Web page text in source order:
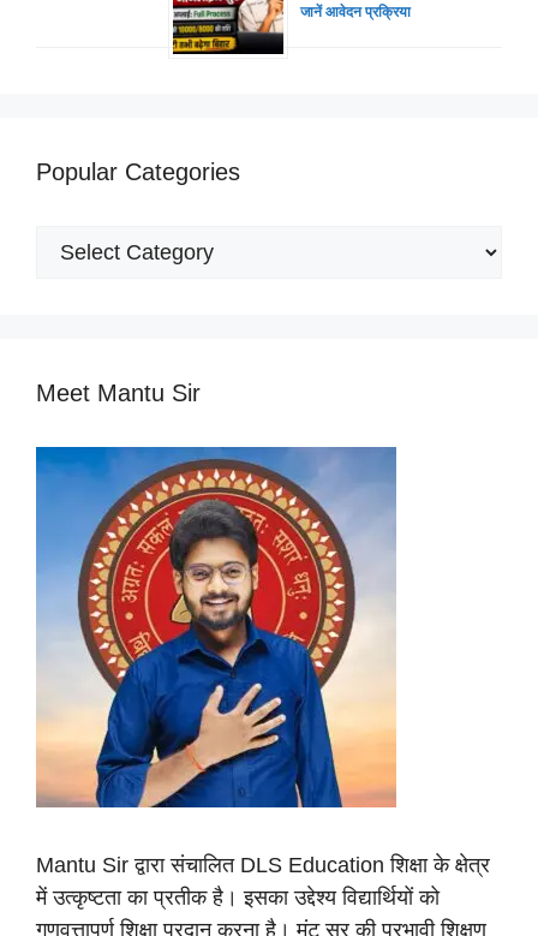
जानें आवेदन प्रक्रिया
Popular Categories
Popular
Meet Mantu Sir
Mantu Sir द्वारा संचालित DLS Education शिक्षा के क्षेत्र
में उत्कृष्टता का प्रतीक है। इसका उद्देश्य विद्यार्थियों को
गुणवत्तापूर्ण शिक्षा प्रदान करना है। मंटू सर की प्रभावी शिक्षण